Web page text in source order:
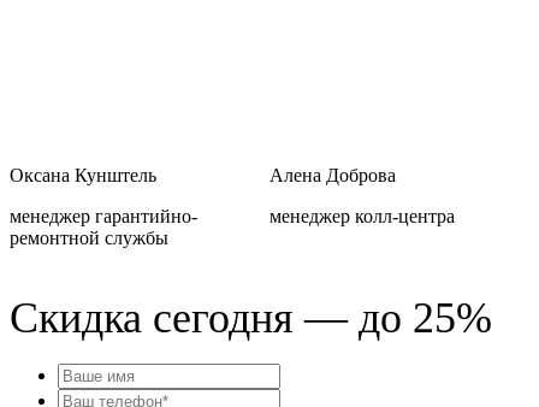
Оксана Кунштель
менеджер гарантийно-
ремонтной службы
Алена Доброва
менеджер колл-центра
Скидка сегодня — до 25%